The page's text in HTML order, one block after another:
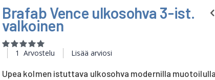
Brafab Vence ulkosohva 3-ist.
valkoinen
Rating:
100
100
1 Arvostelu Lisää arviosi
Upea kolmen istuttava ulkosohva modernilla muotoilulla.